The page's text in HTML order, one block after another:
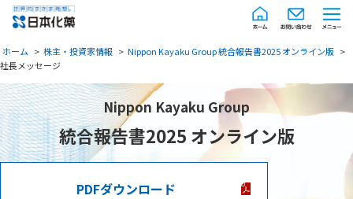
ホーム 株主・投資家情報
Nippon Kayaku Group 統合報告書2025 オンライン版
社長メッセージ
Nippon Kayaku Group
統合報告書2025 オンライン版
PDFダウンロード